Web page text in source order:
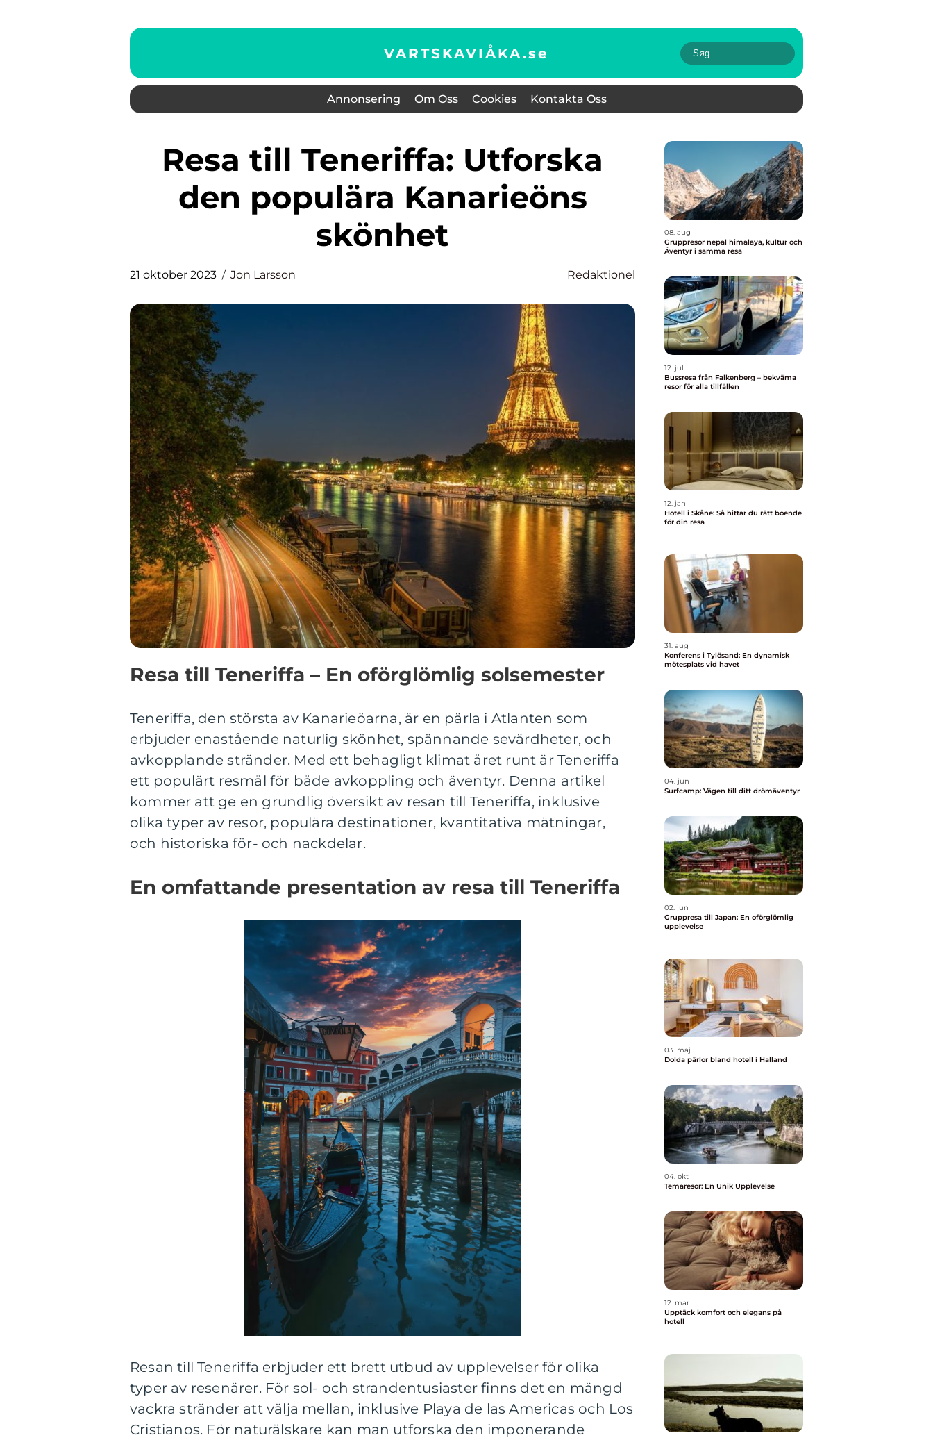
VARTSKAVIÅKA.se
Annonsering Om Oss Cookies Kontakta Oss
Resa till Teneriffa: Utforska
den populära Kanarieöns
skönhet
21 oktober 2023 Jon Larsson Redaktionel
Resa till Teneriffa – En oförglömlig solsemester
Teneriffa, den största av Kanarieöarna, är en pärla i Atlanten som
erbjuder enastående naturlig skönhet, spännande sevärdheter, och
avkopplande stränder. Med ett behagligt klimat året runt är Teneriffa
ett populärt resmål för både avkoppling och äventyr. Denna artikel
kommer att ge en grundlig översikt av resan till Teneriffa, inklusive
olika typer av resor, populära destinationer, kvantitativa mätningar,
och historiska för- och nackdelar.
En omfattande presentation av resa till Teneriffa
Resan till Teneriffa erbjuder ett brett utbud av upplevelser för olika
typer av resenärer. För sol- och strandentusiaster finns det en mängd
vackra stränder att välja mellan, inklusive Playa de las Americas och Los
Cristianos. För naturälskare kan man utforska den imponerande
08. aug
Gruppresor nepal himalaya, kultur och
Äventyr i samma resa
12. jul
Bussresa från Falkenberg – bekväma
resor för alla tillfällen
12. jan
Hotell i Skåne: Så hittar du rätt boende
för din resa
31. aug
Konferens i Tylösand: En dynamisk
mötesplats vid havet
04. jun
Surfcamp: Vägen till ditt drömäventyr
02. jun
Gruppresa till Japan: En oförglömlig
upplevelse
03. maj
Dolda pärlor bland hotell i Halland
04. okt
Temaresor: En Unik Upplevelse
12. mar
Upptäck komfort och elegans på
hotell